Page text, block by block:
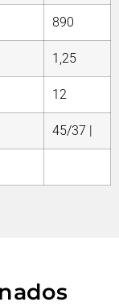
890
1,25
12
45/37 |